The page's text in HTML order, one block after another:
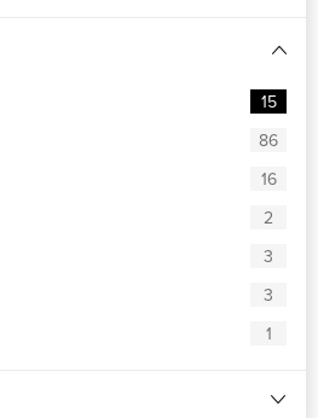
15
86
16
2
3
3
1